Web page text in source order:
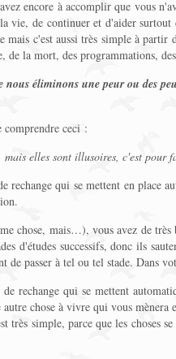
encore à accomplir que vous
vie, de continuer et d'aider
mais c'est aussi très simple à partir
de la mort, des programmations,
éliminons une peur ou des
comprendre ceci :
mais elles sont illusoires, c'est pour
rechange qui se mettent en place
chose, mais…), vous avez de
d'études successifs, donc ils
de passer à tel ou tel stade. Dans
rechange qui se mettent
chose à vivre qui vous mènera
simple, parce que les choses